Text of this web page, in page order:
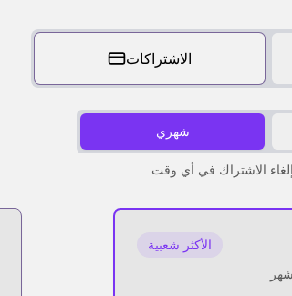
الاشتراكات
شهري
إلغاء الاشتراك في أي وقت
الأكثر شعبية